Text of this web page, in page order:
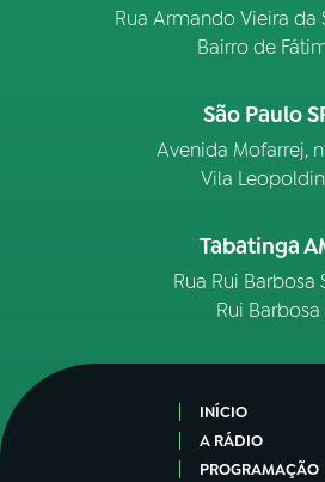
Rua Armando Vieira da
Bairro de
São Paulo
Avenida Mofarrej,
Vila
Tabatinga
Rua Rui Barbosa
Rui Barbosa
INÍCIO
A RÁDIO
PROGRAMAÇÃO